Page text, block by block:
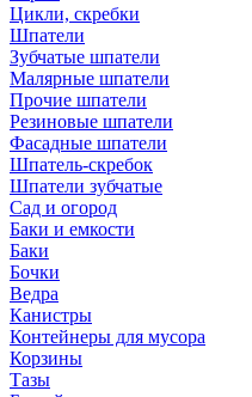
Цикли, скребки
Шпатели
Зубчатые шпатели
Малярные шпатели
Прочие шпатели
Резиновые шпатели
Фасадные шпатели
Шпатель-скребок
Шпатели зубчатые
Сад и огород
Баки и емкости
Баки
Бочки
Ведра
Канистры
Контейнеры для мусора
Корзины
Тазы